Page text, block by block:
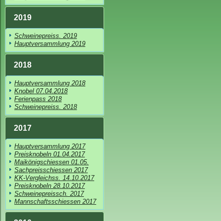
2019
Schweinepreiss. 2019
Hauptversammlung 2019
2018
Hauptversammlung 2018
Knobel 07.04.2018
Ferienpass 2018
Schweinepreiss. 2018
2017
Hauptversammlung 2017
Preisknobeln 01.04.2017
Maikönigschiessen 01.05.
Sachpreisschiessen 2017
KK-Vergleichss. 14.10.2017
Preisknobeln 28.10.2017
Schweinepreissch. 2017
Mannschaftsschiessen 2017